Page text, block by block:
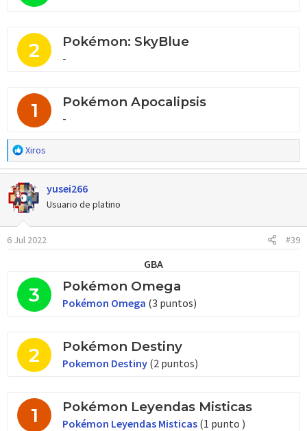
2 Pokémon: SkyBlue
-
1 Pokémon Apocalipsis
-
R
e
a
c
c
i
o
n
:
Xiros
yusei266
Usuario de platino
6 Jul 2022 #39
GBA
3 Pokémon Omega
Pokémon Omega (3 puntos)
2 Pokémon Destiny
Pokemon Destiny (2 puntos)
1 Pokémon Leyendas Misticas
Pokémon Leyendas Misticas (1 punto )